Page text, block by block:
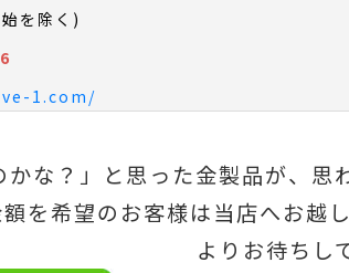
を除く)
1.com/
かな？」と思った金製品が、
を希望のお客様は当店へお
よりお待ちし